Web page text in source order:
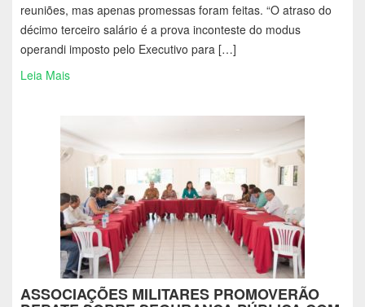
reuniões, mas apenas promessas foram feitas. “O atraso do
décimo terceiro salário é a prova inconteste do modus
operandi imposto pelo Executivo para […]
Leia Mais
ASSOCIAÇÕES MILITARES PROMOVERÃO